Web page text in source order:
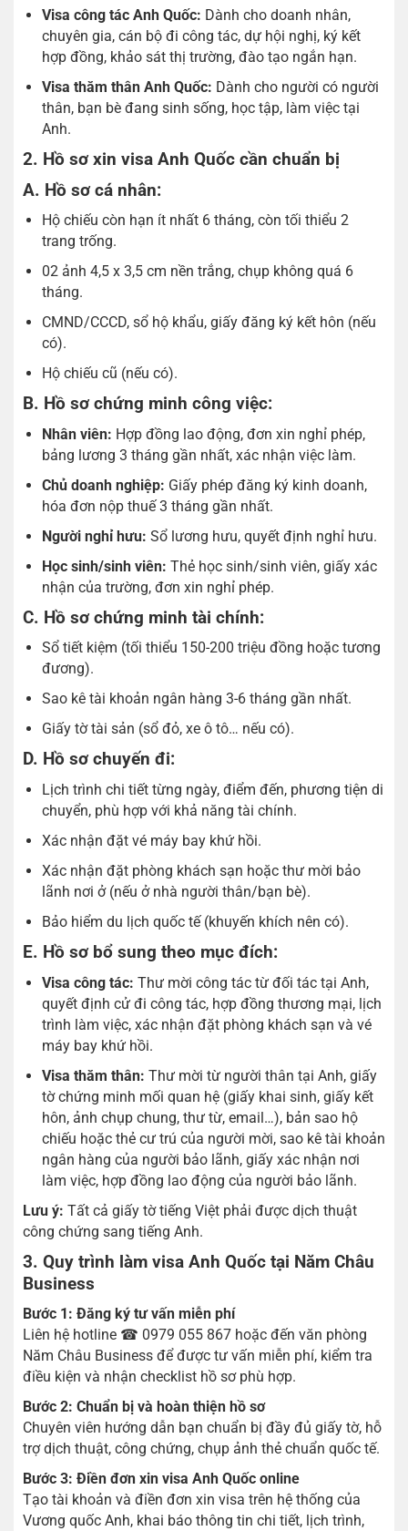
Visa công tác Anh Quốc: Dành cho doanh nhân,
chuyên gia, cán bộ đi công tác, dự hội nghị, ký kết
hợp đồng, khảo sát thị trường, đào tạo ngắn hạn.
Visa thăm thân Anh Quốc: Dành cho người có người
thân, bạn bè đang sinh sống, học tập, làm việc tại
Anh.
2. Hồ sơ xin visa Anh Quốc cần chuẩn bị
A. Hồ sơ cá nhân:
Hộ chiếu còn hạn ít nhất 6 tháng, còn tối thiểu 2
trang trống.
02 ảnh 4,5 x 3,5 cm nền trắng, chụp không quá 6
tháng.
CMND/CCCD, sổ hộ khẩu, giấy đăng ký kết hôn (nếu
có).
Hộ chiếu cũ (nếu có).
B. Hồ sơ chứng minh công việc:
Nhân viên: Hợp đồng lao động, đơn xin nghỉ phép,
bảng lương 3 tháng gần nhất, xác nhận việc làm.
Chủ doanh nghiệp: Giấy phép đăng ký kinh doanh,
hóa đơn nộp thuế 3 tháng gần nhất.
Người nghỉ hưu: Sổ lương hưu, quyết định nghỉ hưu.
Học sinh/sinh viên: Thẻ học sinh/sinh viên, giấy xác
nhận của trường, đơn xin nghỉ phép.
C. Hồ sơ chứng minh tài chính:
Sổ tiết kiệm (tối thiểu 150-200 triệu đồng hoặc tương
đương).
Sao kê tài khoản ngân hàng 3-6 tháng gần nhất.
Giấy tờ tài sản (sổ đỏ, xe ô tô… nếu có).
D. Hồ sơ chuyến đi:
Lịch trình chi tiết từng ngày, điểm đến, phương tiện di
chuyển, phù hợp với khả năng tài chính.
Xác nhận đặt vé máy bay khứ hồi.
Xác nhận đặt phòng khách sạn hoặc thư mời bảo
lãnh nơi ở (nếu ở nhà người thân/bạn bè).
Bảo hiểm du lịch quốc tế (khuyến khích nên có).
E. Hồ sơ bổ sung theo mục đích:
Visa công tác: Thư mời công tác từ đối tác tại Anh,
quyết định cử đi công tác, hợp đồng thương mại, lịch
trình làm việc, xác nhận đặt phòng khách sạn và vé
máy bay khứ hồi.
Visa thăm thân: Thư mời từ người thân tại Anh, giấy
tờ chứng minh mối quan hệ (giấy khai sinh, giấy kết
hôn, ảnh chụp chung, thư từ, email…), bản sao hộ
chiếu hoặc thẻ cư trú của người mời, sao kê tài khoản
ngân hàng của người bảo lãnh, giấy xác nhận nơi
làm việc, hợp đồng lao động của người bảo lãnh.
Lưu ý: Tất cả giấy tờ tiếng Việt phải được dịch thuật
công chứng sang tiếng Anh.
3. Quy trình làm visa Anh Quốc tại Năm Châu
Business
Bước 1: Đăng ký tư vấn miễn phí
Liên hệ hotline ☎ 0979 055 867 hoặc đến văn phòng
Năm Châu Business để được tư vấn miễn phí, kiểm tra
điều kiện và nhận checklist hồ sơ phù hợp.
Bước 2: Chuẩn bị và hoàn thiện hồ sơ
Chuyên viên hướng dẫn bạn chuẩn bị đầy đủ giấy tờ, hỗ
trợ dịch thuật, công chứng, chụp ảnh thẻ chuẩn quốc tế.
Bước 3: Điền đơn xin visa Anh Quốc online
Tạo tài khoản và điền đơn xin visa trên hệ thống của
Vương quốc Anh, khai báo thông tin chi tiết, lịch trình,